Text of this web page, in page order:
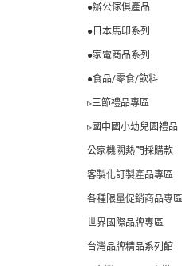
●辦公傢俱產品
●日本馬印系列
●家電商品系列
●食品/零食/飲料
▹三節禮品專區
▹國中國小幼兒園禮品
公家機關熱門採購款
客製化訂製產品專區
各種限量促銷商品專區
世界國際品牌專區
台灣品牌精品系列館